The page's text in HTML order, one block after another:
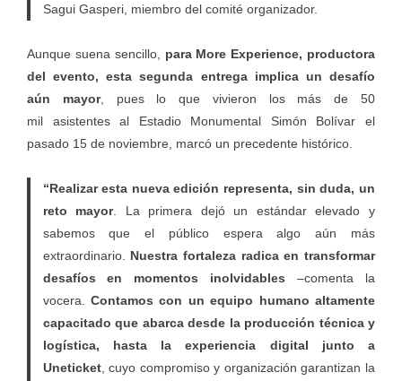
Sagui Gasperi, miembro del comité organizador.
Aunque suena sencillo, para More Experience, productora
del evento, esta segunda entrega implica un desafío
aún mayor, pues lo que vivieron los más de 50
mil asistentes al Estadio Monumental Simón Bolívar el
pasado 15 de noviembre, marcó un precedente histórico.
“Realizar esta nueva edición representa, sin duda, un
reto mayor. La primera dejó un estándar elevado y
sabemos que el público espera algo aún más
extraordinario. Nuestra fortaleza radica en transformar
desafíos en momentos inolvidables–comenta la
vocera. Contamos con un equipo humano altamente
capacitado que abarca desde la producción técnica y
logística, hasta la experiencia digital junto a
Uneticket, cuyo compromiso y organización garantizan la